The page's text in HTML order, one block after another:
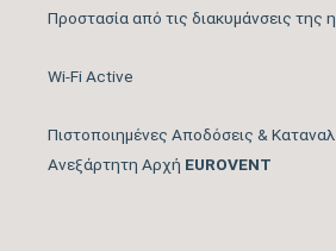
Προστασία από τις διακυμάνσεις της
Wi-Fi Active
Πιστοποιημένες Αποδόσεις &
Ανεξάρτητη Αρχή EUROVENT
Κυβικά Μέτρα
84
Ικανότητα (BTU/h)
12.284